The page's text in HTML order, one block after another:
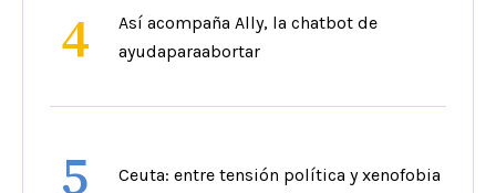
4
Así acompaña Ally, la chatbot de
ayudaparaabortar
5 Ceuta: entre tensión política y xenofobia